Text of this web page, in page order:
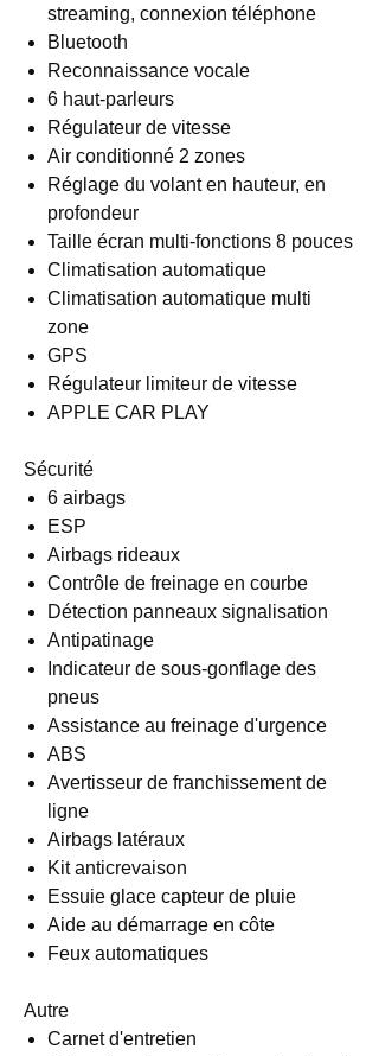
streaming, connexion téléphone
Bluetooth
Reconnaissance vocale
6 haut-parleurs
Régulateur de vitesse
Air conditionné 2 zones
Réglage du volant en hauteur, en
profondeur
Taille écran multi-fonctions 8 pouces
Climatisation automatique
Climatisation automatique multi
zone
GPS
Régulateur limiteur de vitesse
APPLE CAR PLAY
Sécurité
6 airbags
ESP
Airbags rideaux
Contrôle de freinage en courbe
Détection panneaux signalisation
Antipatinage
Indicateur de sous-gonflage des
pneus
Assistance au freinage d'urgence
ABS
Avertisseur de franchissement de
ligne
Airbags latéraux
Kit anticrevaison
Essuie glace capteur de pluie
Aide au démarrage en côte
Feux automatiques
Autre
Carnet d'entretien